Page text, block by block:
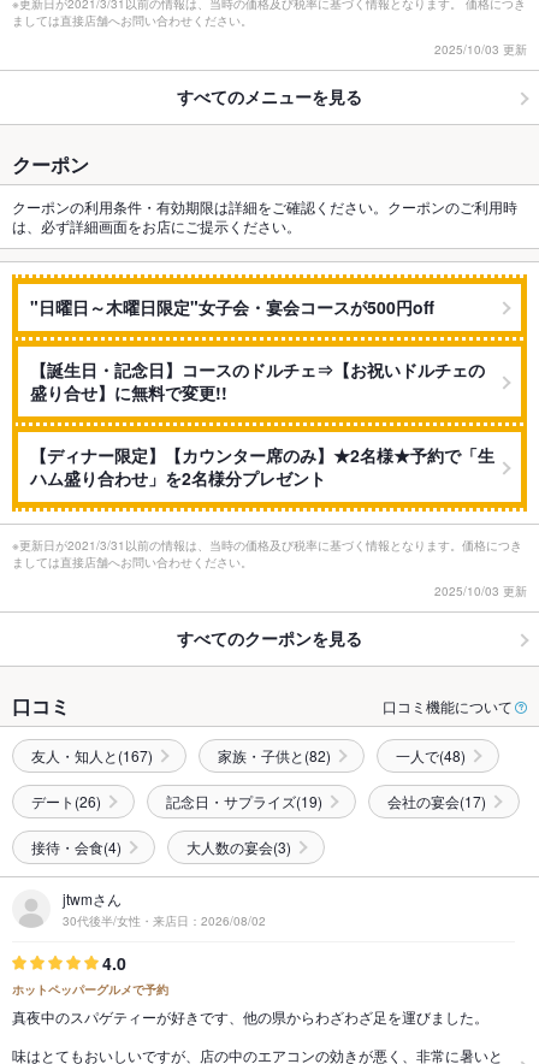
ましては直接店舗へお問い合わせください。
2025/10/03 更新
すべてのメニューを見る
クーポン
クーポンの利用条件・有効期限は詳細をご確認ください。クーポンのご利用時
は、必ず詳細画面をお店にご提示ください。
"日曜日～木曜日限定"女子会・宴会コースが500円off
【誕生日・記念日】コースのドルチェ⇒【お祝いドルチェの
盛り合せ】に無料で変更!!
【ディナー限定】【カウンター席のみ】★2名様★予約で「生
ハム盛り合わせ」を2名様分プレゼント
※更新日が2021/3/31以前の情報は、当時の価格及び税率に基づく情報となります。価格につき
ましては直接店舗へお問い合わせください。
2025/10/03 更新
すべてのクーポンを見る
口コミ 口コミ機能について
友人・知人と(167) 家族・子供と(82) 一人で(48)
デート(26) 記念日・サプライズ(19) 会社の宴会(17)
接待・会食(4) 大人数の宴会(3)
jtwmさん
30代後半/女性・来店日：2026/08/02
4.0
ホットペッパーグルメで予約
真夜中のスパゲティーが好きです、他の県からわざわざ足を運びました。
味はとてもおいしいですが、店の中のエアコンの効きが悪く、非常に暑いと